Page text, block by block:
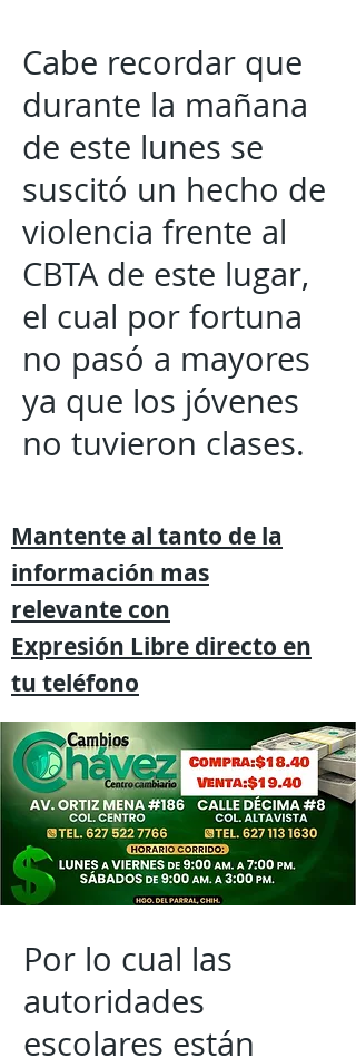
Cabe recordar que
durante la mañana
de este lunes se
suscitó un hecho de
violencia frente al
CBTA de este lugar,
el cual por fortuna
no pasó a mayores
ya que los jóvenes
no tuvieron clases.
Mantente al tanto de la
información mas
relevante con
Expresión Libre directo en
tu teléfono
Por lo cual las
autoridades
escolares están